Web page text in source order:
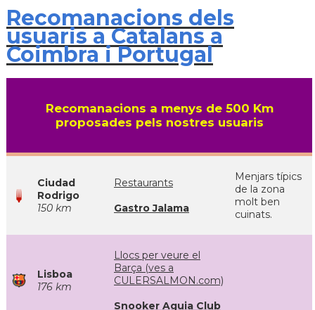
Recomanacions dels
usuaris a Catalans a
Coimbra i Portugal
Recomanacions a menys de 500 Km
proposades pels nostres usuaris
Ciudad
Rodrigo
150 km
Restaurants
Gastro Jalama
Menjars típics
de la zona
molt ben
cuinats.
Lisboa
176 km
Llocs per veure el
Barça (ves a
CULERSALMON.com)
Snooker Aguia Club